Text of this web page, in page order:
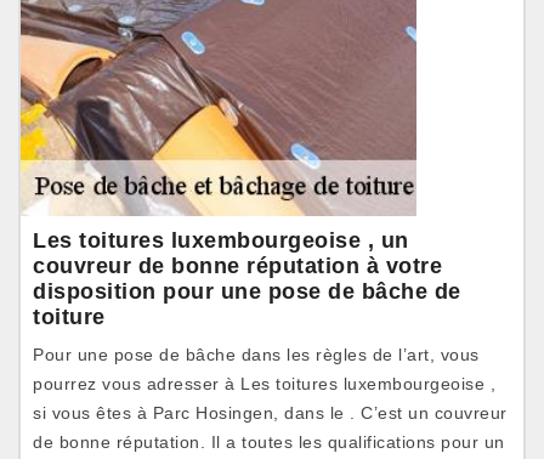
Les toitures luxembourgeoise , un
couvreur de bonne réputation à votre
disposition pour une pose de bâche de
toiture
Pour une pose de bâche dans les règles de l’art, vous
pourrez vous adresser à Les toitures luxembourgeoise ,
si vous êtes à Parc Hosingen, dans le . C’est un couvreur
de bonne réputation. Il a toutes les qualifications pour un